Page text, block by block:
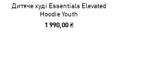
Дитяче худі Essentials Elevated
Hoodie Youth
1 990,00 ₴